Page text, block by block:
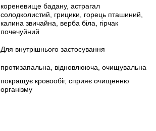
кореневище бадану, астрагал
солодколистий, грицики, горець пташиний,
калина звичайна, верба біла, гірчак
почечуйний
Для внутрішнього застосування
протизапальна, відновлююча, очищувальна
покращує кровообіг, сприяє очищенню
організму